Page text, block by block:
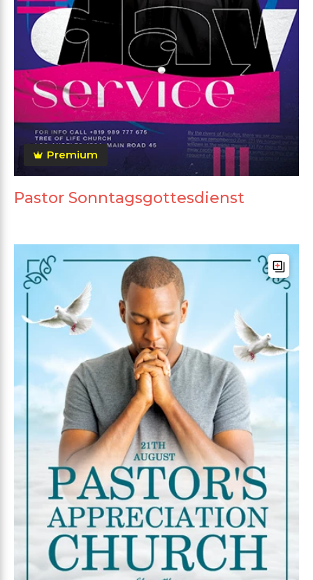
Premium
Pastor Sonntagsgottesdienst